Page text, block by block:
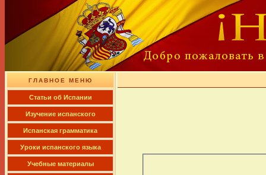
ГЛАВНОЕ МЕНЮ
Cтатьи об Испании
Изучение испанского
Испанская грамматика
Уроки испанского языка
Учебные материалы